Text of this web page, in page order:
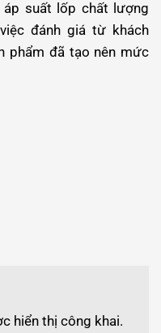
suất lốp chất lượng
đánh giá từ khách
phẩm đã tạo nên mức
hiển thị công khai.